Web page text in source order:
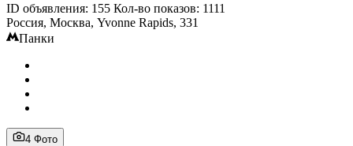
ID объявления: 155 Кол-во показов: 1111
Россия, Москва, Yvonne Rapids, 331
Панки
4 Фото